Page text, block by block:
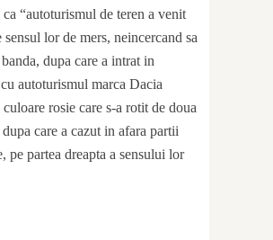
“autoturismul de teren a venit
sensul lor de mers, neincercand sa
dupa care a intrat in
autoturismul marca Dacia
rosie care s-a rotit de doua
care a cazut in afara partii
pe partea dreapta a sensului lor